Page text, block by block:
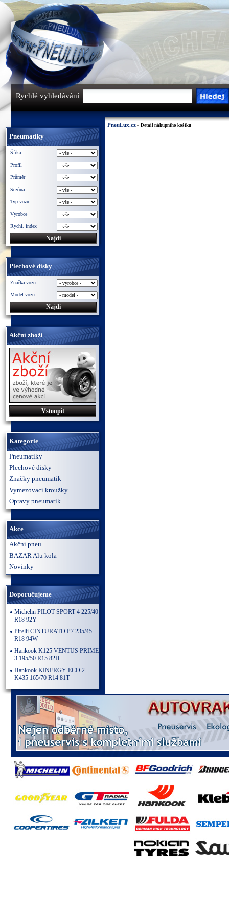
Rychlé vyhledávání
Pneumatiky
Šířka
Profil
Průměr
Sezóna
Typ vozu
Výrobce
Rychl. index
Plechové disky
Značka vozu
Model vozu
Akční zboží
Vstoupit
Kategorie
Pneumatiky
Plechové disky
Značky pneumatik
Vymezovací kroužky
Opravy pneumatik
Akce
Akční pneu
BAZAR Alu kola
Novinky
Doporučujeme
Michelin PILOT SPORT 4 225/40
R18 92Y
Pirelli CINTURATO P7 235/45
R18 94W
Hankook K125 VENTUS PRIME
3 195/50 R15 82H
Hankook KINERGY ECO 2
K435 165/70 R14 81T
PneuLux.cz - Detail nákupního košíku